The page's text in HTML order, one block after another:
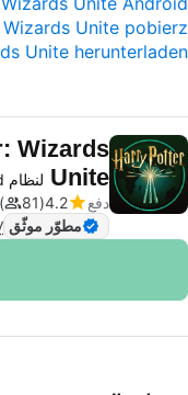
Unite pobierz
Unite herunterladen
Wizards
Unite لنظام Android
دفع
4.2
81
مطوّر موثّق